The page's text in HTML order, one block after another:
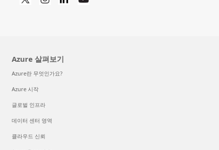
Azure 살펴보기
Azure란 무엇인가요?
Azure 시작
글로벌 인프라
데이터 센터 영역
클라우드 신뢰